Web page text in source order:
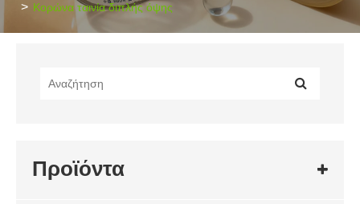
Κορώνα ταινία διπλής όψης
Προϊόντα